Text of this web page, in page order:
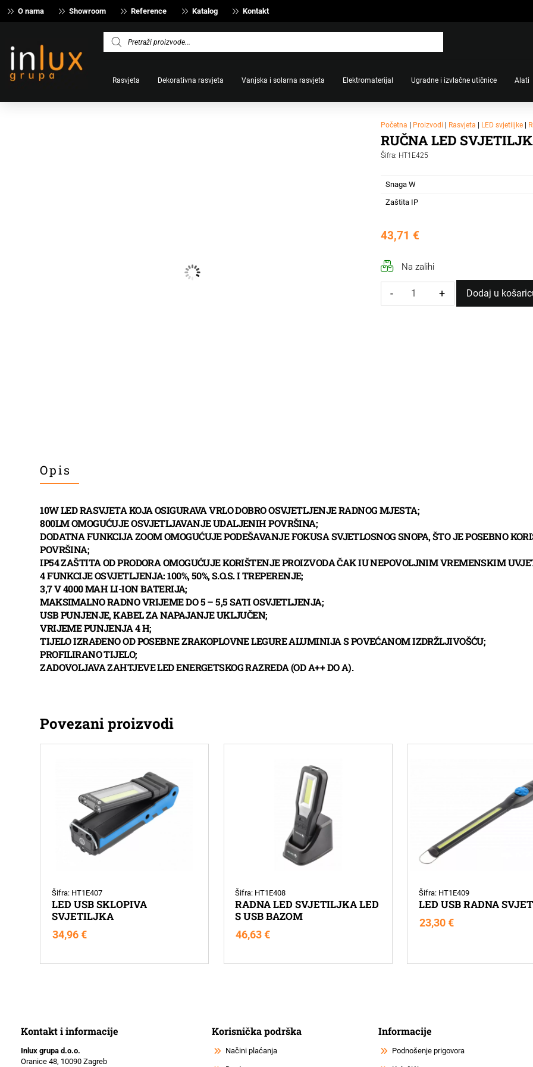
O nama Showroom Reference Katalog Kontakt
Products
search
Rasvjeta Dekorativna rasvjeta Vanjska i solarna rasvjeta Elektromaterijal Ugradne i izvlačne utičnice Alati
Početna | Proizvodi | Rasvjeta | LED svjetiljke |
RUČNA LED
Šifra: HT1E425
Snaga W
Zaštita IP
43,71€
Na zalihi
- + Dodaj u
Opis
10W LED RASVJETA KOJA OSIGURAVA VRLO DOBRO OSVJETLJENJE RADNOG MJESTA;
800LM OMOGUĆUJE OSVJETLJAVANJE UDALJENIH POVRŠINA;
DODATNA FUNKCIJA ZOOM OMOGUĆUJE PODEŠAVANJE FOKUSA SVJETLOSNOG SNOPA, ŠTO JE POSEBNO
POVRŠINA;
IP54 ZAŠTITA OD PRODORA OMOGUĆUJE KORIŠTENJE PROIZVODA ČAK IU NEPOVOLJNIM VREMENSKIM
4 FUNKCIJE OSVJETLJENJA: 100%, 50%, S.O.S. I TREPERENJE;
3,7 V 4000 MAH LI-ION BATERIJA;
MAKSIMALNO RADNO VRIJEME DO 5 – 5,5 SATI OSVJETLJENJA;
USB PUNJENJE, KABEL ZA NAPAJANJE UKLJUČEN;
VRIJEME PUNJENJA 4 H;
TIJELO IZRAĐENO OD POSEBNE ZRAKOPLOVNE LEGURE ALUMINIJA S POVEĆANOM IZDRŽLJIVOŠĆU;
PROFILIRANO TIJELO;
ZADOVOLJAVA ZAHTJEVE LED ENERGETSKOG RAZREDA (OD A++ DO A).
Povezani proizvodi
Šifra: HT1E407
LED USB SKLOPIVA
SVJETILJKA
34,96 €
Šifra: HT1E408
RADNA LED SVJETILJKA LED
S USB BAZOM
46,63€
Šifra: HT1E409
LED USB RADNA
23,30 €
Kontakt i informacije
Inlux grupa d.o.o.
Oranice 48, 10090 Zagreb
Korisnička podrška
Načini plaćanja
Informacije
Podnošenje prigovora